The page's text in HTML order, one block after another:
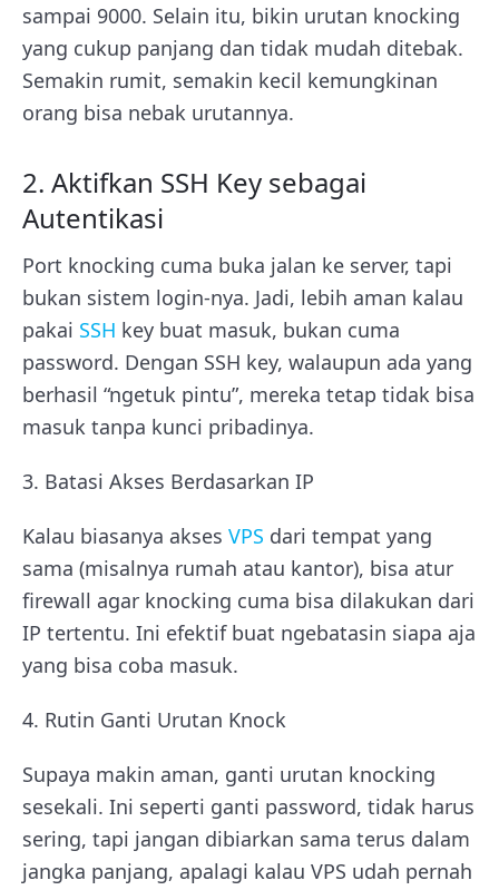
sampai 9000. Selain itu, bikin urutan knocking
yang cukup panjang dan tidak mudah ditebak.
Semakin rumit, semakin kecil kemungkinan
orang bisa nebak urutannya.
2. Aktifkan SSH Key sebagai
Autentikasi
Port knocking cuma buka jalan ke server, tapi
bukan sistem login-nya. Jadi, lebih aman kalau
pakai SSH key buat masuk, bukan cuma
password. Dengan SSH key, walaupun ada yang
berhasil “ngetuk pintu”, mereka tetap tidak bisa
masuk tanpa kunci pribadinya.
3. Batasi Akses Berdasarkan IP
Kalau biasanya akses VPS dari tempat yang
sama (misalnya rumah atau kantor), bisa atur
firewall agar knocking cuma bisa dilakukan dari
IP tertentu. Ini efektif buat ngebatasin siapa aja
yang bisa coba masuk.
4. Rutin Ganti Urutan Knock
Supaya makin aman, ganti urutan knocking
sesekali. Ini seperti ganti password, tidak harus
sering, tapi jangan dibiarkan sama terus dalam
jangka panjang, apalagi kalau VPS udah pernah